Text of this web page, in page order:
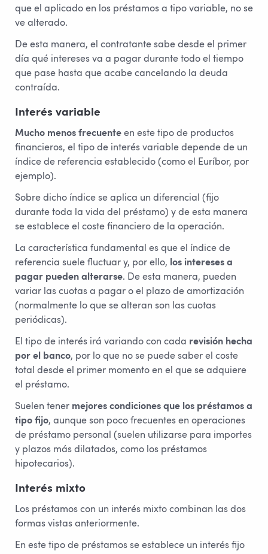
que el aplicado en los préstamos a tipo variable, no se
ve alterado.
De esta manera, el contratante sabe desde el primer
día qué intereses va a pagar durante todo el tiempo
que pase hasta que acabe cancelando la deuda
contraída.
Interés variable
Mucho menos frecuente en este tipo de productos
financieros, el tipo de interés variable depende de un
índice de referencia establecido (como el Euríbor, por
ejemplo).
Sobre dicho índice se aplica un diferencial (fijo
durante toda la vida del préstamo) y de esta manera
se establece el coste financiero de la operación.
La característica fundamental es que el índice de
referencia suele fluctuar y, por ello, los intereses a
pagar pueden alterarse. De esta manera, pueden
variar las cuotas a pagar o el plazo de amortización
(normalmente lo que se alteran son las cuotas
periódicas).
El tipo de interés irá variando con cada revisión hecha
por el banco, por lo que no se puede saber el coste
total desde el primer momento en el que se adquiere
el préstamo.
Suelen tener mejores condiciones que los préstamos a
tipo fijo, aunque son poco frecuentes en operaciones
de préstamo personal (suelen utilizarse para importes
y plazos más dilatados, como los préstamos
hipotecarios).
Interés mixto
Los préstamos con un interés mixto combinan las dos
formas vistas anteriormente.
En este tipo de préstamos se establece un interés fijo